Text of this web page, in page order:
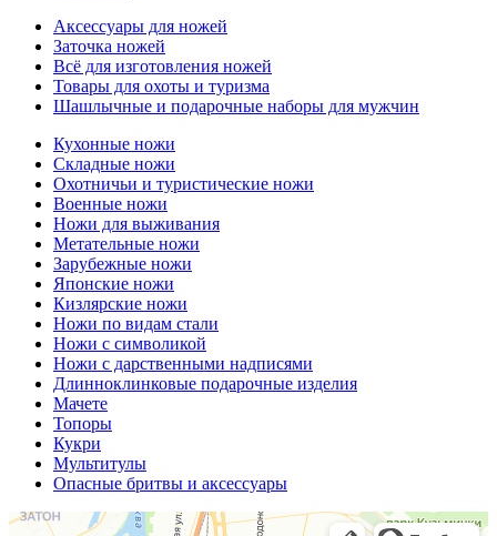
Аксессуары для ножей
Заточка ножей
Всё для изготовления ножей
Товары для охоты и туризма
Шашлычные и подарочные наборы для мужчин
Кухонные ножи
Складные ножи
Охотничьи и туристические ножи
Военные ножи
Ножи для выживания
Метательные ножи
Зарубежные ножи
Японские ножи
Кизлярские ножи
Ножи по видам стали
Ножи с символикой
Ножи с дарственными надписями
Длинноклинковые подарочные изделия
Мачете
Топоры
Кукри
Мультитулы
Опасные бритвы и аксессуары